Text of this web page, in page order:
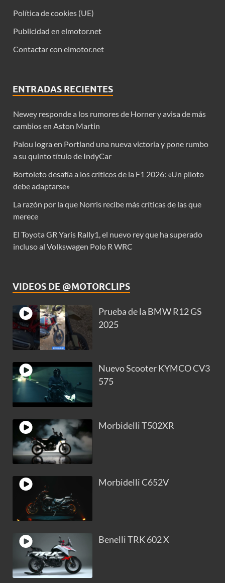
Política de cookies (UE)
Publicidad en elmotor.net
Contactar con elmotor.net
ENTRADAS RECIENTES
Newey responde a los rumores de Horner y avisa de más
cambios en Aston Martin
Palou logra en Portland una nueva victoria y pone rumbo
a su quinto título de IndyCar
Bortoleto desafía a los críticos de la F1 2026: «Un piloto
debe adaptarse»
La razón por la que Norris recibe más críticas de las que
merece
El Toyota GR Yaris Rally1, el nuevo rey que ha superado
incluso al Volkswagen Polo R WRC
VIDEOS DE @MOTORCLIPS
Prueba de la BMW R12 GS
2025
Nuevo Scooter KYMCO CV3
575
Morbidelli T502XR
Morbidelli C652V
Benelli TRK 602 X